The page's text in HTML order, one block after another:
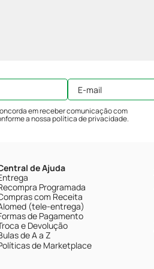
em receber comunicação com
a nossapolítica de privacidade.
de Ajuda
Programada
com Receita
(tele-entrega)
de Pagamento
e Devolução
de A a Z
de Marketplace